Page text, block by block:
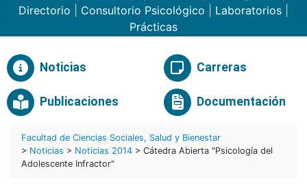
Directorio
Consultorio Psicológico Laboratorios
Prácticas
Noticias Carreras
Publicaciones Documentación
Facultad de Ciencias Sociales, Salud y Bienestar
> Noticias > Noticias 2014 > Cátedra Abierta "Psicología del
Adolescente Infractor"